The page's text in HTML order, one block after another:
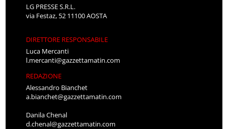
LG PRESSE S.R.L.
via Festaz, 52 11100 AOSTA
DIRETTORE RESPONSABILE
Luca Mercanti
l.mercanti@gazzettamatin.com
REDAZIONE
Alessandro Bianchet
a.bianchet@gazzettamatin.com
Danila Chenal
d.chenal@gazzettamatin.com